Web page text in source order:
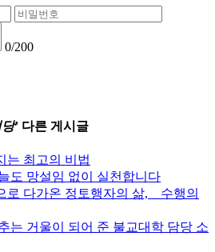
0/200
’ 다른 게시글
는 최고의 비법
도 망설임 없이 실천합니다
로 다가온 정토행자의 삶, _ 수행의
는 거울이 되어 준 불교대학 담당 소